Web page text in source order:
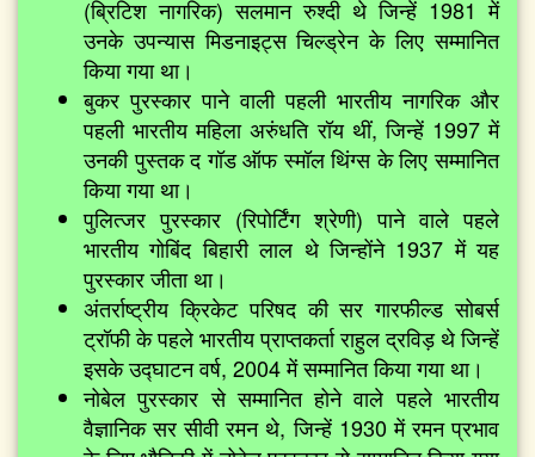
(ब्रिटिश नागरिक) सलमान रुश्दी थे जिन्हें 1981 में
उनके उपन्यास मिडनाइट्स चिल्ड्रेन के लिए सम्मानित
किया गया था।
बुकर पुरस्कार पाने वाली पहली भारतीय नागरिक और
पहली भारतीय महिला अरुंधति रॉय थीं, जिन्हें 1997 में
उनकी पुस्तक द गॉड ऑफ स्मॉल थिंग्स के लिए सम्मानित
किया गया था।
पुलित्जर पुरस्कार (रिपोर्टिंग श्रेणी) पाने वाले पहले
भारतीय गोबिंद बिहारी लाल थे जिन्होंने 1937 में यह
पुरस्कार जीता था।
अंतर्राष्ट्रीय क्रिकेट परिषद की सर गारफील्ड सोबर्स
ट्रॉफी के पहले भारतीय प्राप्तकर्ता राहुल द्रविड़ थे जिन्हें
इसके उद्घाटन वर्ष, 2004 में सम्मानित किया गया था।
नोबेल पुरस्कार से सम्मानित होने वाले पहले भारतीय
वैज्ञानिक सर सीवी रमन थे, जिन्हें 1930 में रमन प्रभाव